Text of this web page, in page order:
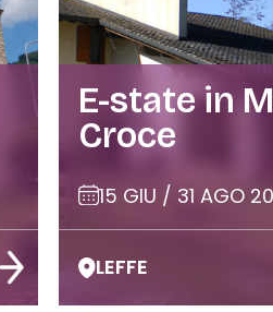
E-state in
Croce
15 GIU / 31 AGO
LEFFE